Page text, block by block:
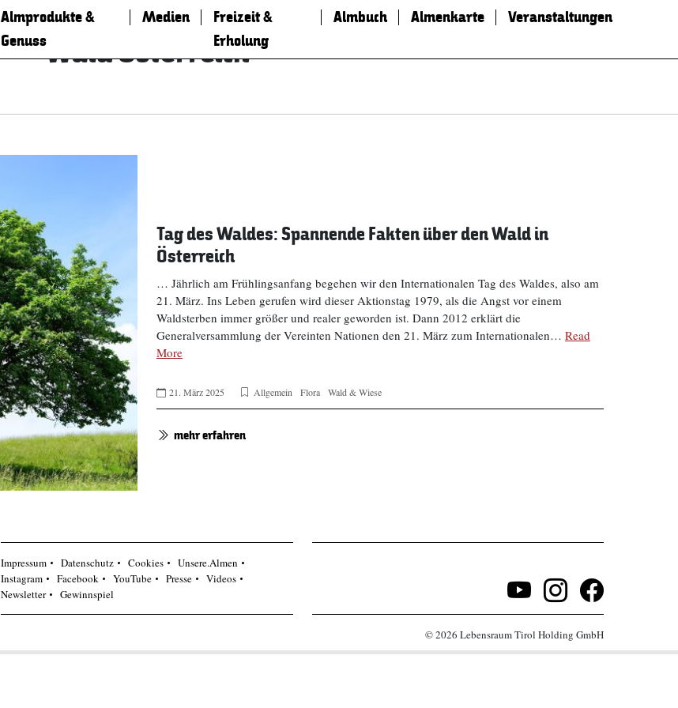
Almprodukte &
Genuss
Medien
Freizeit &
Erholung
Almbuch Almenkarte Veranstaltungen
Wald Österreich
Tag des Waldes: Spannende Fakten über den Wald in
Österreich
… Jährlich am Frühlingsanfang begehen wir den Internationalen Tag des Waldes, also am
21. März. Ins Leben gerufen wird dieser Aktionstag 1979, als die Angst vor einem
Waldsterben immer größer und realer geworden ist. Dann 2012 erklärt die
Generalversammlung der Vereinten Nationen den 21. März zum Internationalen… Read
More
21. März 2025 Allgemein Flora Wald & Wiese
mehr erfahren
Impressum Datenschutz Cookies
Unsere.Almen
Instagram
Facebook YouTube Presse
Videos
Newsletter
Gewinnspiel
© 2026 Lebensraum Tirol Holding GmbH